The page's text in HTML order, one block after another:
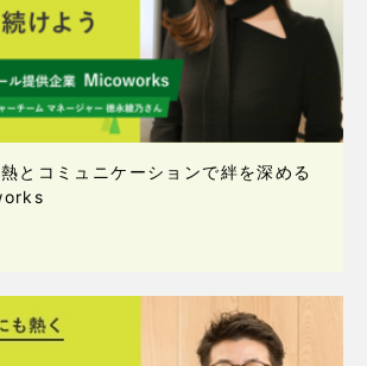
とコミュニケーションで絆を深める